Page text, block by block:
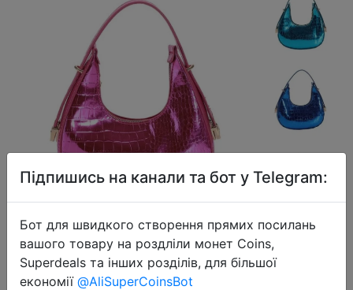
Підпишись на канали та бот у Telegram:
Бот для швидкого створення прямих посилань
вашого товару на роздліли монет Coins,
Superdeals та інших розділів, для більшої
економії @AliSuperCoinsBot